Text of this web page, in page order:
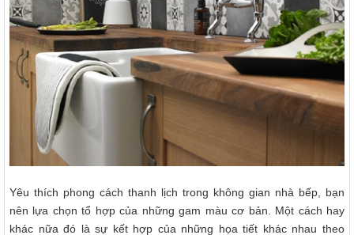
Yêu thích phong cách thanh lịch trong không gian nhà bếp, bạn
nên lựa chọn tổ hợp của những gam màu cơ bản. Một cách hay
khác nữa đó là sự kết hợp của những họa tiết khác nhau theo